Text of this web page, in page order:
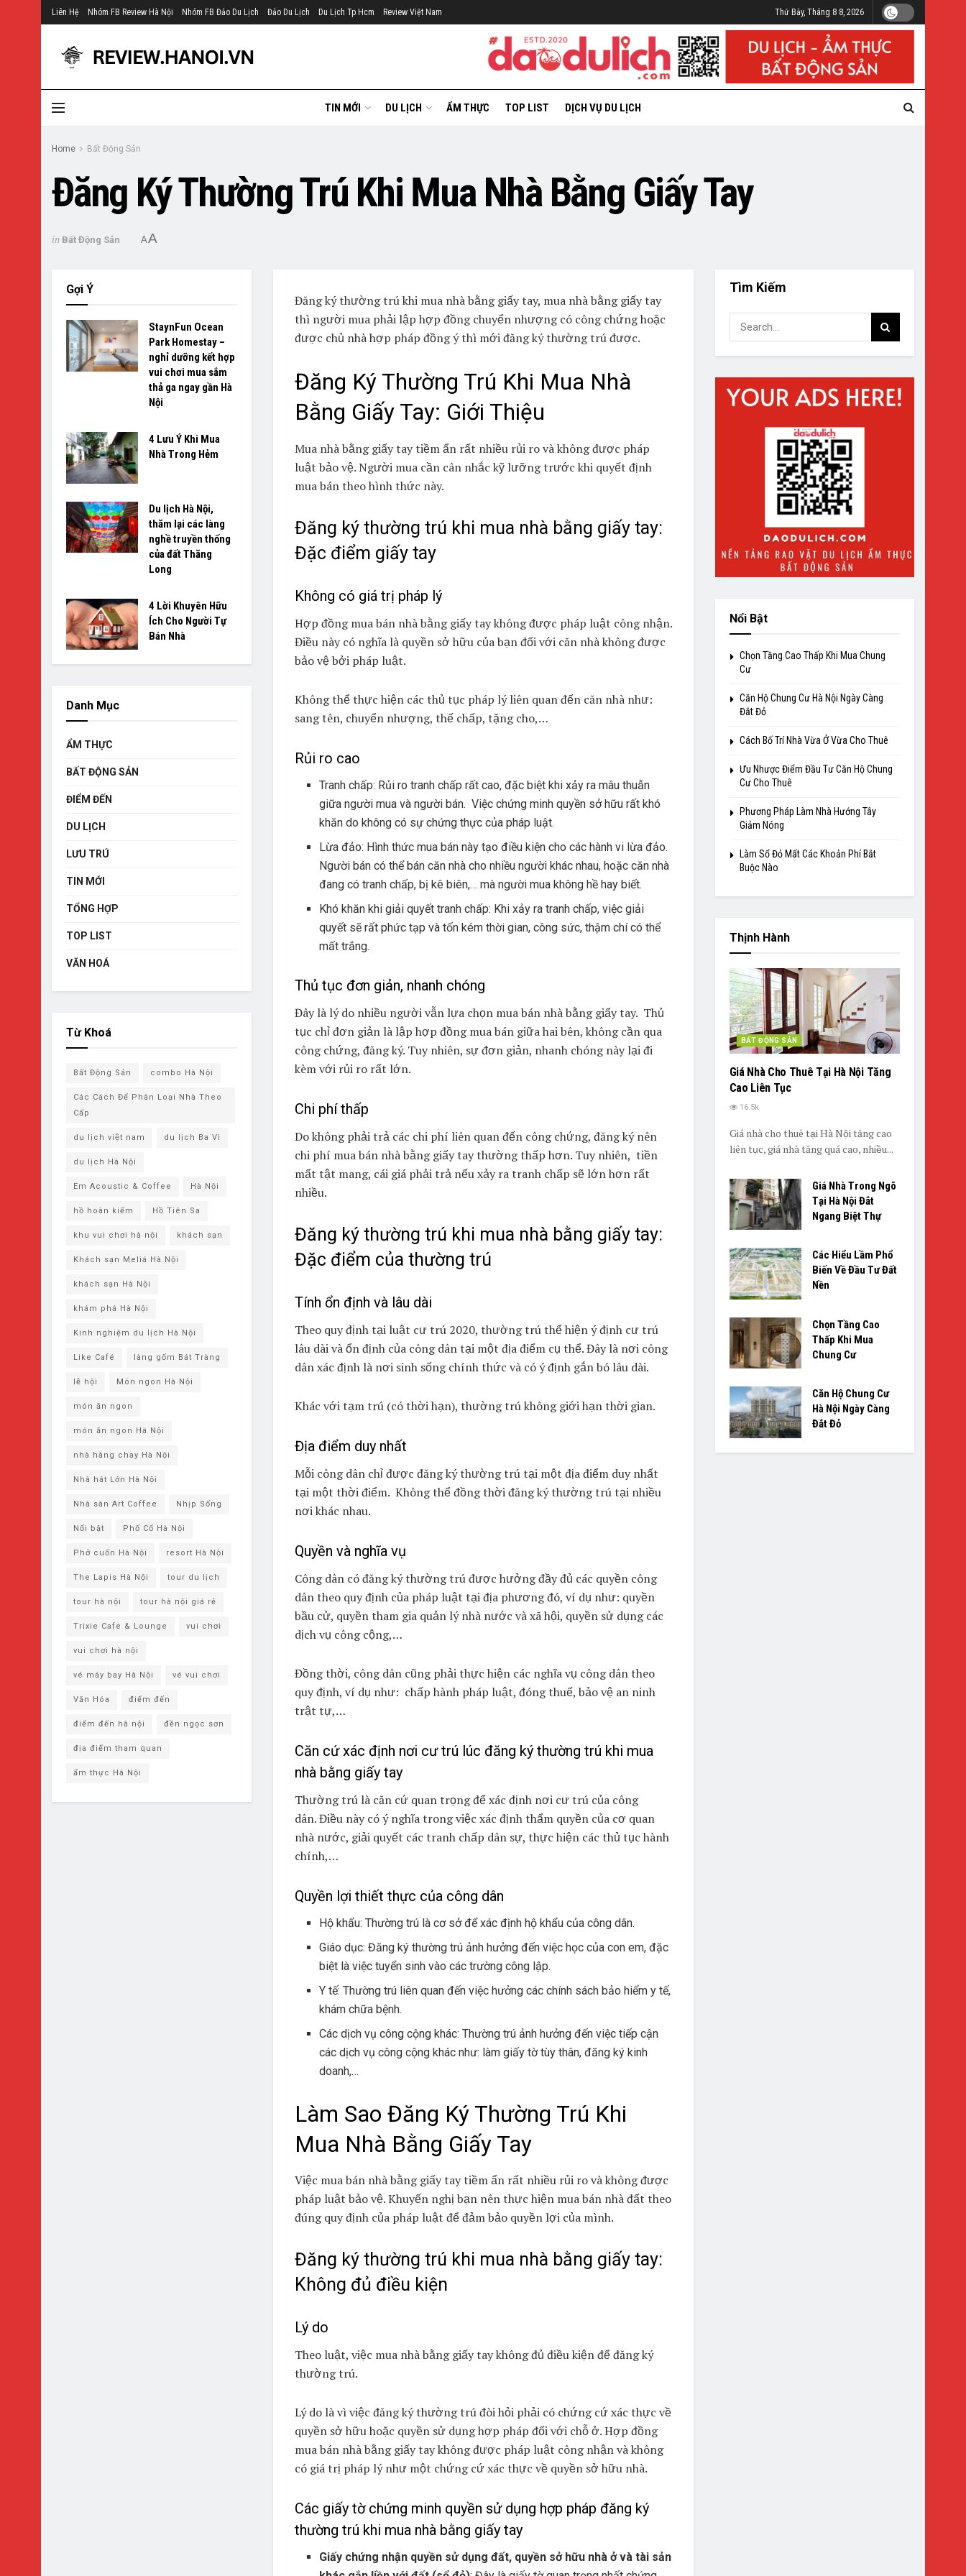
Liên Hệ Nhóm FB Review Hà Nội Nhóm FB Đảo Du Lịch Đảo Du Lịch Du Lịch Tp Hcm Review Việt Nam Thứ Bảy, Tháng 8 8, 2026
TIN MỚI DU LỊCH ẨM THỰC TOP LIST DỊCH VỤ DU LỊCH
Home Bất Động Sản
Đăng Ký Thường Trú Khi Mua Nhà Bằng Giấy Tay
in Bất Động Sản AA
Đăng ký thường trú khi mua nhà bằng giấy tay, mua nhà bằng giấy tay
thì người mua phải lập hợp đồng chuyển nhượng có công chứng hoặc
được chủ nhà hợp pháp đồng ý thì mới đăng ký thường trú được.
Đăng Ký Thường Trú Khi Mua Nhà
Bằng Giấy Tay: Giới Thiệu
Mua nhà bằng giấy tay tiềm ẩn rất nhiều rủi ro và không được pháp
luật bảo vệ. Người mua cần cân nhắc kỹ lưỡng trước khi quyết định
mua bán theo hình thức này.
Đăng ký thường trú khi mua nhà bằng giấy tay:
Đặc điểm giấy tay
Không có giá trị pháp lý
Hợp đồng mua bán nhà bằng giấy tay không được pháp luật công nhận.
Điều này có nghĩa là quyền sở hữu của bạn đối với căn nhà không được
bảo vệ bởi pháp luật.
Không thể thực hiện các thủ tục pháp lý liên quan đến căn nhà như:
sang tên, chuyển nhượng, thế chấp, tặng cho,…
Rủi ro cao
Tranh chấp: Rủi ro tranh chấp rất cao, đặc biệt khi xảy ra mâu thuẫn
giữa người mua và người bán. Việc chứng minh quyền sở hữu rất khó
khăn do không có sự chứng thực của pháp luật.
Lừa đảo: Hình thức mua bán này tạo điều kiện cho các hành vi lừa đảo.
Người bán có thể bán căn nhà cho nhiều người khác nhau, hoặc căn nhà
đang có tranh chấp, bị kê biên,… mà người mua không hề hay biết.
Khó khăn khi giải quyết tranh chấp: Khi xảy ra tranh chấp, việc giải
quyết sẽ rất phức tạp và tốn kém thời gian, công sức, thậm chí có thể
mất trắng.
Thủ tục đơn giản, nhanh chóng
Đây là lý do nhiều người vẫn lựa chọn mua bán nhà bằng giấy tay. Thủ
tục chỉ đơn giản là lập hợp đồng mua bán giữa hai bên, không cần qua
công chứng, đăng ký. Tuy nhiên, sự đơn giản, nhanh chóng này lại đi
kèm với rủi ro rất lớn.
Chi phí thấp
Do không phải trả các chi phí liên quan đến công chứng, đăng ký nên
chi phí mua bán nhà bằng giấy tay thường thấp hơn. Tuy nhiên, tiền
mất tật mang, cái giá phải trả nếu xảy ra tranh chấp sẽ lớn hơn rất
nhiều.
Đăng ký thường trú khi mua nhà bằng giấy tay:
Đặc điểm của thường trú
Tính ổn định và lâu dài
Theo quy định tại luật cư trú 2020, thường trú thể hiện ý định cư trú
lâu dài và ổn định của công dân tại một địa điểm cụ thể. Đây là nơi công
dân xác định là nơi sinh sống chính thức và có ý định gắn bó lâu dài.
Khác với tạm trú (có thời hạn), thường trú không giới hạn thời gian.
Địa điểm duy nhất
Mỗi công dân chỉ được đăng ký thường trú tại một địa điểm duy nhất
tại một thời điểm. Không thể đồng thời đăng ký thường trú tại nhiều
nơi khác nhau.
Quyền và nghĩa vụ
Công dân có đăng ký thường trú được hưởng đầy đủ các quyền công
dân theo quy định của pháp luật tại địa phương đó, ví dụ như: quyền
bầu cử, quyền tham gia quản lý nhà nước và xã hội, quyền sử dụng các
dịch vụ công cộng,…
Đồng thời, công dân cũng phải thực hiện các nghĩa vụ công dân theo
quy định, ví dụ như: chấp hành pháp luật, đóng thuế, bảo vệ an ninh
trật tự,…
Căn cứ xác định nơi cư trú lúc đăng ký thường trú khi mua
nhà bằng giấy tay
Thường trú là căn cứ quan trọng để xác định nơi cư trú của công
dân. Điều này có ý nghĩa trong việc xác định thẩm quyền của cơ quan
nhà nước, giải quyết các tranh chấp dân sự, thực hiện các thủ tục hành
chính,…
Quyền lợi thiết thực của công dân
Hộ khẩu: Thường trú là cơ sở để xác định hộ khẩu của công dân.
Giáo dục: Đăng ký thường trú ảnh hưởng đến việc học của con em, đặc
biệt là việc tuyển sinh vào các trường công lập.
Y tế: Thường trú liên quan đến việc hưởng các chính sách bảo hiểm y tế,
khám chữa bệnh.
Các dịch vụ công cộng khác: Thường trú ảnh hưởng đến việc tiếp cận
các dịch vụ công cộng khác như: làm giấy tờ tùy thân, đăng ký kinh
doanh,…
Làm Sao Đăng Ký Thường Trú Khi
Mua Nhà Bằng Giấy Tay
Việc mua bán nhà bằng giấy tay tiềm ẩn rất nhiều rủi ro và không được
pháp luật bảo vệ. Khuyến nghị bạn nên thực hiện mua bán nhà đất theo
đúng quy định của pháp luật để đảm bảo quyền lợi của mình.
Đăng ký thường trú khi mua nhà bằng giấy tay:
Không đủ điều kiện
Lý do
Theo luật, việc mua nhà bằng giấy tay không đủ điều kiện để đăng ký
thường trú.
Lý do là vì việc đăng ký thường trú đòi hỏi phải có chứng cứ xác thực về
quyền sở hữu hoặc quyền sử dụng hợp pháp đối với chỗ ở. Hợp đồng
mua bán nhà bằng giấy tay không được pháp luật công nhận và không
có giá trị pháp lý như một chứng cứ xác thực về quyền sở hữu nhà.
Các giấy tờ chứng minh quyền sử dụng hợp pháp đăng ký
thường trú khi mua nhà bằng giấy tay
Giấy chứng nhận quyền sử dụng đất, quyền sở hữu nhà ở và tài sản
Gợi Ý
StaynFun Ocean
Park Homestay –
nghỉ dưỡng kết hợp
vui chơi mua sắm
thả ga ngay gần Hà
Nội
4 Lưu Ý Khi Mua
Nhà Trong Hẻm
Du lịch Hà Nội,
thăm lại các làng
nghề truyền thống
của đất Thăng
Long
4 Lời Khuyên Hữu
Ích Cho Người Tự
Bán Nhà
Danh Mục
ẨM THỰC
BẤT ĐỘNG SẢN
ĐIỂM ĐẾN
DU LỊCH
LƯU TRÚ
TIN MỚI
TỔNG HỢP
TOP LIST
VĂN HOÁ
Từ Khoá
Bất Động Sản combo Hà Nội
Các Cách Để Phân Loại Nhà Theo
Cấp
du lịch việt nam du lịch Ba Vì
du lịch ​Hà Nội
Em Acoustic & Coffee Hà Nội
hồ hoàn kiếm Hồ Tiên Sa
khu vui chơi hà nội khách sạn
Khách sạn Meliá Hà Nội
khách sạn ​Hà Nội
khám phá ​Hà Nội
Kinh nghiệm du lịch Hà Nội
Like Café làng gốm Bát Tràng
lễ hội Món ngon Hà Nội
món ăn ngon
món ăn ngon Hà Nội
nhà hàng chay Hà Nội
Nhà hát Lớn Hà Nội
Nhà sàn Art Coffee Nhịp Sống
Nổi bật Phố Cổ Hà Nội
Phở cuốn Hà Nội resort Hà Nội
The Lapis Hà Nội tour du lịch
tour hà nội tour hà nội giá rẻ
Trixie Cafe & Lounge vui chơi
vui chơi hà nội
vé máy bay Hà Nội vé vui chơi
Văn Hóa điểm đến
điểm đến hà nội đền ngọc sơn
địa điểm tham quan
ẩm thực Hà Nội
Tìm Kiếm
Nổi Bật
Chọn Tầng Cao Thấp Khi Mua Chung
Cư
Căn Hộ Chung Cư Hà Nội Ngày Càng
Đắt Đỏ
Cách Bố Trí Nhà Vừa Ở Vừa Cho Thuê
Ưu Nhược Điểm Đầu Tư Căn Hộ Chung
Cư Cho Thuê
Phương Pháp Làm Nhà Hướng Tây
Giảm Nóng
Làm Sổ Đỏ Mất Các Khoản Phí Bắt
Buộc Nào
Thịnh Hành
BẤT ĐỘNG SẢN
Giá Nhà Cho Thuê Tại Hà Nội Tăng
Cao Liên Tục
16.5k
Giá nhà cho thuê tại Hà Nội tăng cao
liên tục, giá nhà tăng quá cao, nhiều...
Giá Nhà Trong Ngõ
Tại Hà Nội Đắt
Ngang Biệt Thự
Các Hiểu Lầm Phổ
Biến Về Đầu Tư Đất
Nền
Chọn Tầng Cao
Thấp Khi Mua
Chung Cư
Căn Hộ Chung Cư
Hà Nội Ngày Càng
Đắt Đỏ